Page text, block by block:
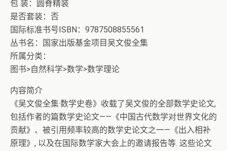
包 装：圆脊精装
是否套装：否
国际标准书号ISBN：9787508855561
丛书名：国家出版基金项目吴文俊全集
所属分类：
图书>自然科学>数学>数学理论
内容简介
《吴文俊全集·数学史卷》收载了吴文俊的全部数学史论文,
包括作者的篇数学史论文——《中国古代数学对世界文化的
贡献》、被引用频率较高的数学史论文之一—《出入相补
原理》, 以及在国际数学家大会上的邀请报告等. 这些论文